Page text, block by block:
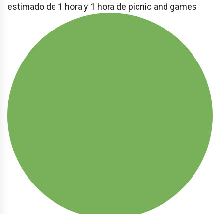
estimado de 1 hora y 1 hora de picnic and games